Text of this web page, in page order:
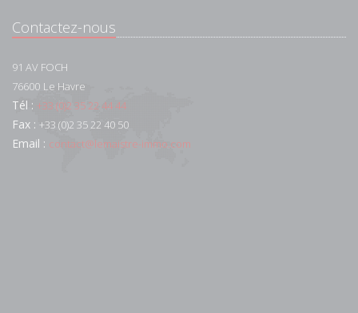
Contactez-nous
91 AV FOCH
76600 Le Havre
Tél : +33 (0)2 35 22 44 44
Fax : +33 (0)2 35 22 40 50
Email : contact@lemaistre-immo.com